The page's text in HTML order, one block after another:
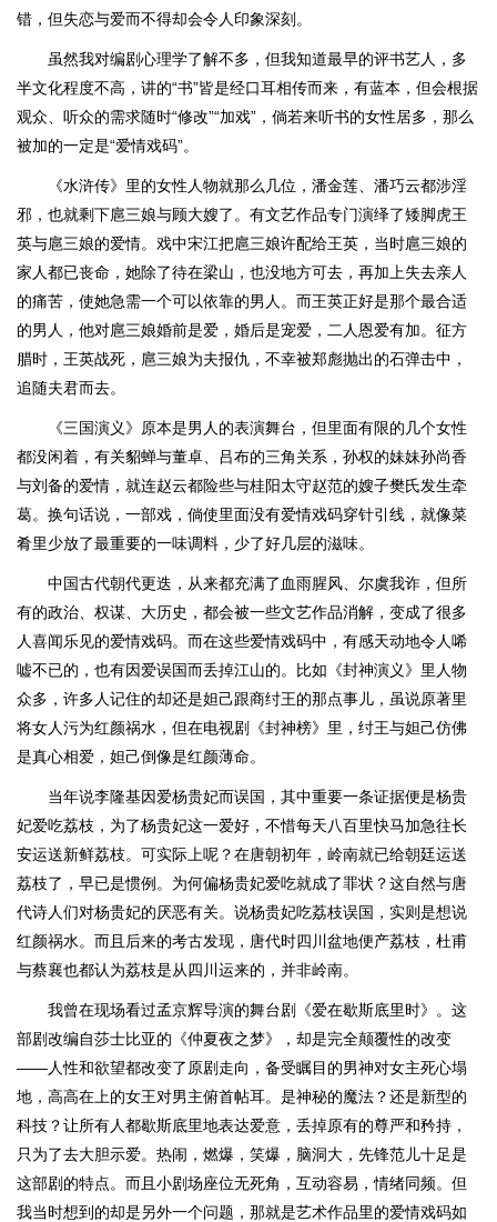
错，但失恋与爱而不得却会令人印象深刻。
虽然我对编剧心理学了解不多，但我知道最早的评书艺人，多
半文化程度不高，讲的“书”皆是经口耳相传而来，有蓝本，但会根据
观众、听众的需求随时“修改”“加戏”，倘若来听书的女性居多，那么
被加的一定是“爱情戏码”。
《水浒传》里的女性人物就那么几位，潘金莲、潘巧云都涉淫
邪，也就剩下扈三娘与顾大嫂了。有文艺作品专门演绎了矮脚虎王
英与扈三娘的爱情。戏中宋江把扈三娘许配给王英，当时扈三娘的
家人都已丧命，她除了待在梁山，也没地方可去，再加上失去亲人
的痛苦，使她急需一个可以依靠的男人。而王英正好是那个最合适
的男人，他对扈三娘婚前是爱，婚后是宠爱，二人恩爱有加。征方
腊时，王英战死，扈三娘为夫报仇，不幸被郑彪抛出的石弹击中，
追随夫君而去。
《三国演义》原本是男人的表演舞台，但里面有限的几个女性
都没闲着，有关貂蝉与董卓、吕布的三角关系，孙权的妹妹孙尚香
与刘备的爱情，就连赵云都险些与桂阳太守赵范的嫂子樊氏发生牵
葛。换句话说，一部戏，倘使里面没有爱情戏码穿针引线，就像菜
肴里少放了最重要的一味调料，少了好几层的滋味。
中国古代朝代更迭，从来都充满了血雨腥风、尔虞我诈，但所
有的政治、权谋、大历史，都会被一些文艺作品消解，变成了很多
人喜闻乐见的爱情戏码。而在这些爱情戏码中，有感天动地令人唏
嘘不已的，也有因爱误国而丢掉江山的。比如《封神演义》里人物
众多，许多人记住的却还是妲己跟商纣王的那点事儿，虽说原著里
将女人污为红颜祸水，但在电视剧《封神榜》里，纣王与妲己仿佛
是真心相爱，妲己倒像是红颜薄命。
当年说李隆基因爱杨贵妃而误国，其中重要一条证据便是杨贵
妃爱吃荔枝，为了杨贵妃这一爱好，不惜每天八百里快马加急往长
安运送新鲜荔枝。可实际上呢？在唐朝初年，岭南就已给朝廷运送
荔枝了，早已是惯例。为何偏杨贵妃爱吃就成了罪状？这自然与唐
代诗人们对杨贵妃的厌恶有关。说杨贵妃吃荔枝误国，实则是想说
红颜祸水。而且后来的考古发现，唐代时四川盆地便产荔枝，杜甫
与蔡襄也都认为荔枝是从四川运来的，并非岭南。
我曾在现场看过孟京辉导演的舞台剧《爱在歇斯底里时》。这
部剧改编自莎士比亚的《仲夏夜之梦》，却是完全颠覆性的改变
——人性和欲望都改变了原剧走向，备受瞩目的男神对女主死心塌
地，高高在上的女王对男主俯首帖耳。是神秘的魔法？还是新型的
科技？让所有人都歇斯底里地表达爱意，丢掉原有的尊严和矜持，
只为了去大胆示爱。热闹，燃爆，笑爆，脑洞大，先锋范儿十足是
这部剧的特点。而且小剧场座位无死角，互动容易，情绪同频。但
我当时想到的却是另外一个问题，那就是艺术作品里的爱情戏码如